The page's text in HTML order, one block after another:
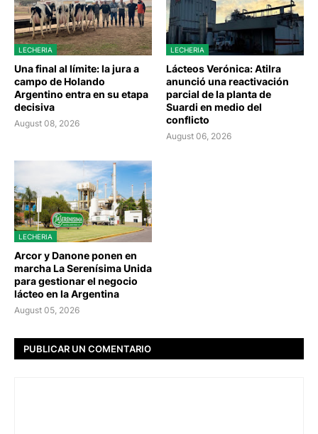
LECHERIA
Una final al límite: la jura a
campo de Holando
Argentino entra en su etapa
decisiva
August 08, 2026
LECHERIA
Lácteos Verónica: Atilra
anunció una reactivación
parcial de la planta de
Suardi en medio del
conflicto
August 06, 2026
LECHERIA
Arcor y Danone ponen en
marcha La Serenísima Unida
para gestionar el negocio
lácteo en la Argentina
August 05, 2026
PUBLICAR UN COMENTARIO